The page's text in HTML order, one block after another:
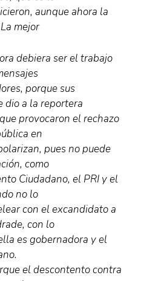
aunque ahora la
mejor
debiera ser el trabajo
porque sus
dio a la reportera
provocaron el rechazo
en
pues no puede
como
Ciudadano, el PRI y el
no lo
con el excandidato a
con lo
es gobernadora y el
el descontento contra